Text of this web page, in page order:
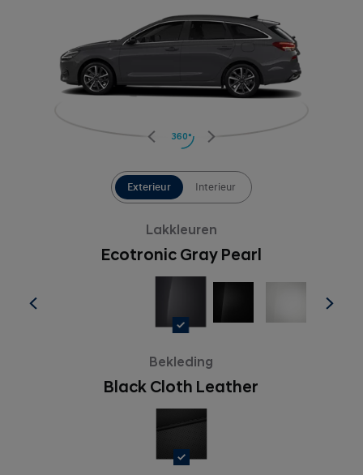
360°
Exterieur Interieur
Lakkleuren
Ecotronic Gray Pearl
Bekleding
Black Cloth Leather